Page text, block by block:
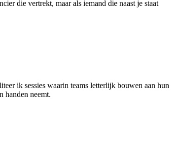
die vertrekt, maar als iemand die naast je staat
ik sessies waarin teams letterlijk bouwen aan hun
handen neemt.